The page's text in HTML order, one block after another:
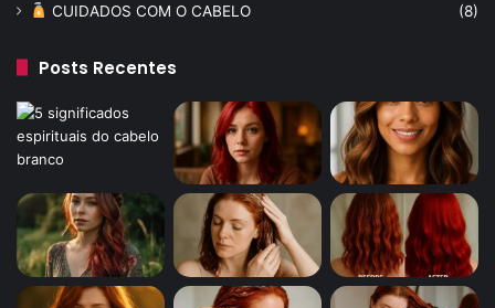
CUIDADOS COM O CABELO
(8)
Posts Recentes